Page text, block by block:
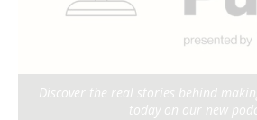
Discover the real stories behind
today on our new